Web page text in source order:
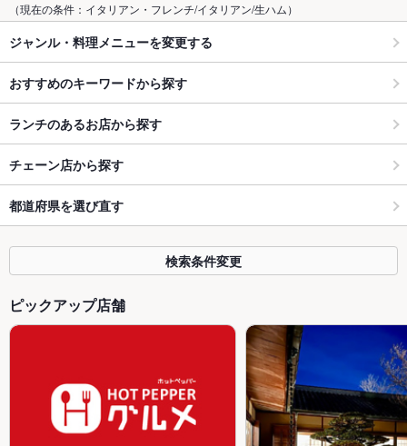
（現在の条件：イタリアン・フレンチ/イタリアン/生ハム）
ジャンル・料理メニューを変更する
おすすめのキーワードから探す
ランチのあるお店から探す
チェーン店から探す
都道府県を選び直す
検索条件変更
ピックアップ店舗